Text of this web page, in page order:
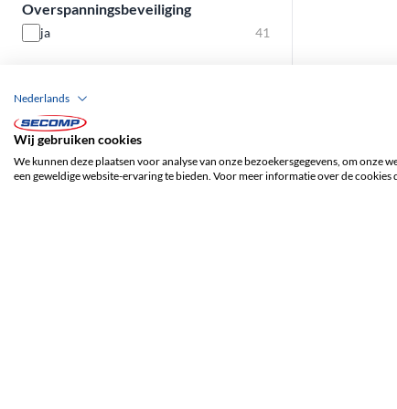
Overspanningsbeveiliging
ja 41
Nederlands
Wij gebruiken cookies
We kunnen deze plaatsen voor analyse van onze bezoekersgegevens, om onze
een geweldige website-ervaring te bieden. Voor meer informatie over de cookies